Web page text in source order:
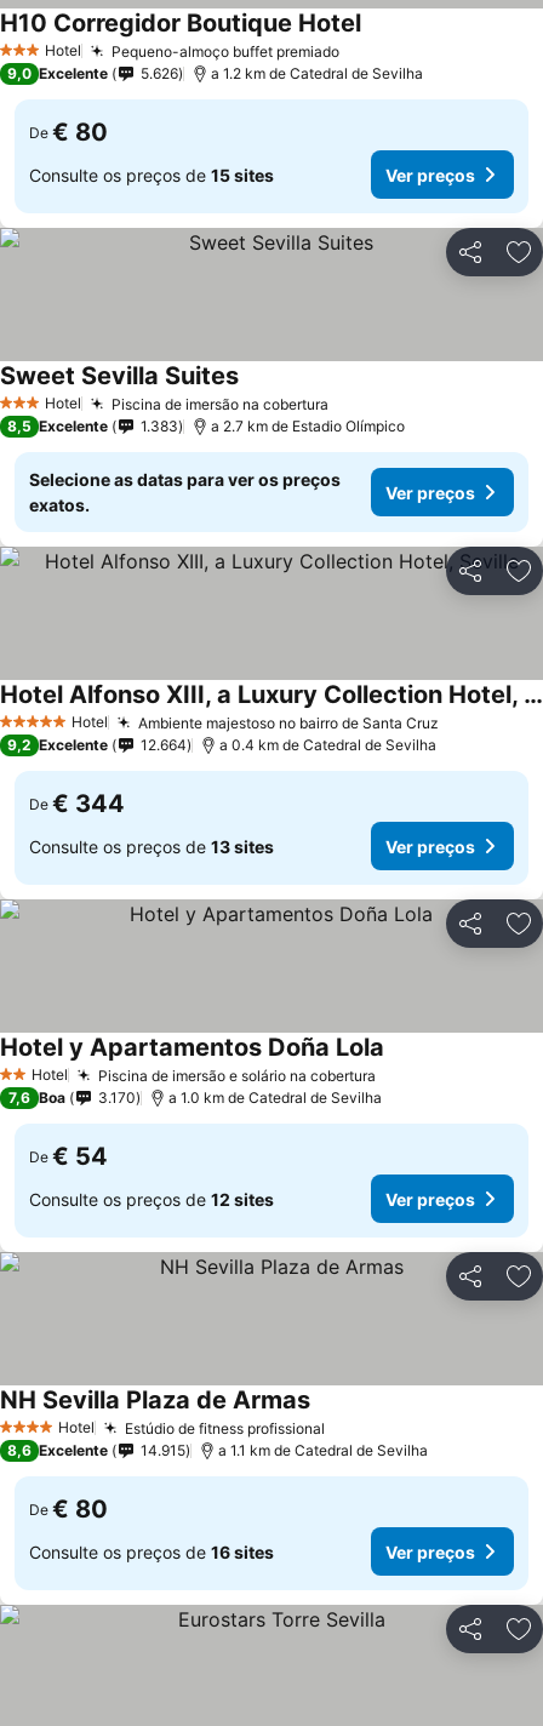
3 EstrelasHotel Pequeno-almoço buffet premiadoVer preços
H10 Corregidor Boutique HotelVer preços
9,0 Excelente 5.626 a 1.2 km de Catedral de Sevilha
De € 80
Consulte os preços de 15 sites Ver preços
Partilhar
3 EstrelasHotel Piscina de imersão na cobertura
Sweet Sevilla SuitesVer preços
8,5 Excelente 1.383 a 2.7 km de Estadio Olímpico
Selecione as datas para ver os preços
exatos.
Ver preços
Partilhar
5 Estrelas Hotel Ambiente majestoso no bairro de Santa Cruz
Hotel Alfonso XIII, a Luxury Collection Hotel, Seville
Ver preços
9,2 Excelente 12.664 a 0.4 km de Catedral de Sevilha
De € 344
Consulte os preços de 13 sites Ver preços
Partilhar
2 Estrelas
Hotel Piscina de imersão e solário na cobertura
Hotel y Apartamentos Doña Lola
7,6 Boa 3.170 a 1.0 km de Catedral de Sevilha
De € 54
Consulte os preços de 12 sites Ver preços
Partilhar
4 EstrelasHotel Estúdio de fitness profissional
NH Sevilla Plaza de ArmasVer preços
8,6 Excelente 14.915 a 1.1 km de Catedral de Sevilha
De € 80
Consulte os preços de 16 sites Ver preços
Partilhar